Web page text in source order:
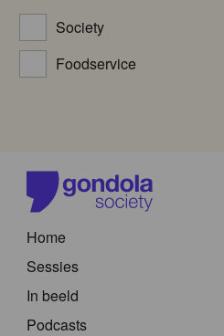
Society
Foodservice
Home
Sessies
In beeld
Podcasts